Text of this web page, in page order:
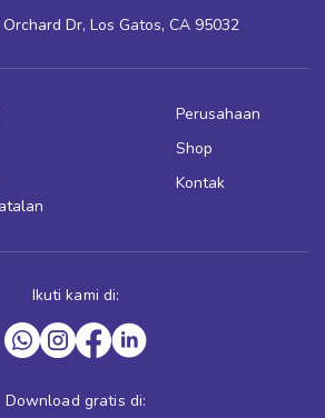
Dr, Los Gatos, CA 95032
Perusahaan
Shop
Kontak
Ikuti kami di:
Download gratis di: